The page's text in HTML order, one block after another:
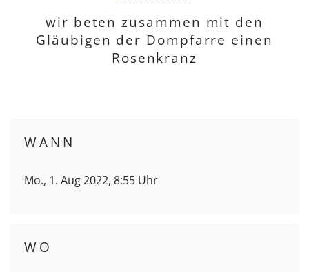
wir beten zusammen mit den
Gläubigen der Dompfarre einen
Rosenkranz
WANN
Mo., 1. Aug 2022, 8:55 Uhr
WO